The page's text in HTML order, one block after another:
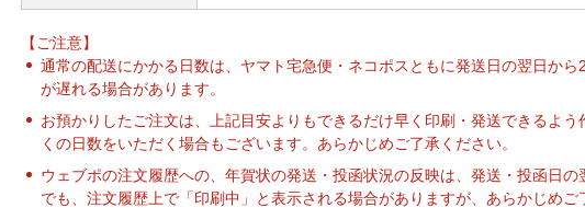
【ご注意】
通常の配送にかかる日数は、ヤマト宅急便・ネコポスともに発送日の翌日か
が遅れる場合があります。
お預かりしたご注文は、上記目安よりもできるだけ早く印刷・発送できるよ
くの日数をいただく場合もございます。あらかじめご了承ください。
ウェブポの注文履歴への、年賀状の発送・投函状況の反映は、発送・投函日
でも、注文履歴上で「印刷中」と表示される場合がありますが、あらかじめご